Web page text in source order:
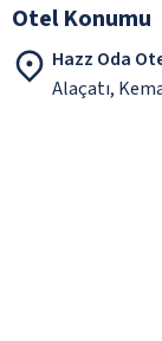
Otel Konumu
Hazz Oda
Alaçatı,